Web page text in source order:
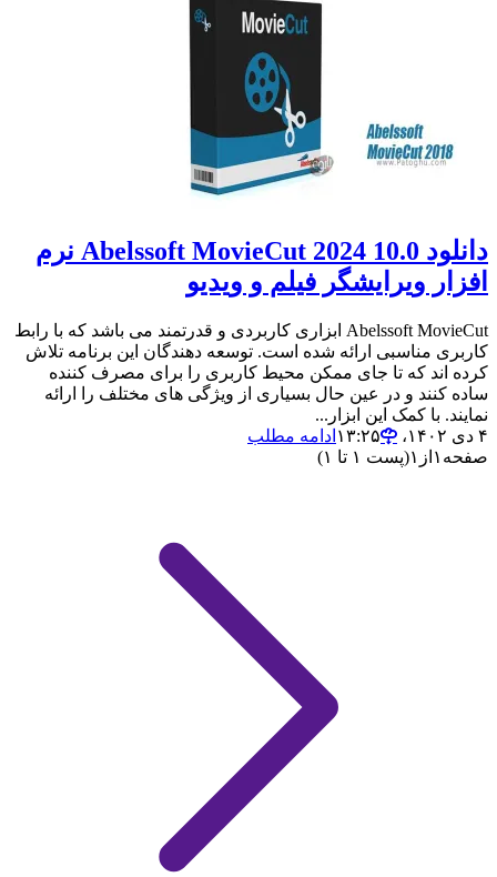
دانلود Abelssoft MovieCut 2024 10.0 نرم
افزار ویرایشگر فیلم و ویدیو
Abelssoft MovieCut ابزاری کاربردی و قدرتمند می باشد که با رابط
کاربری مناسبی ارائه شده است. توسعه دهندگان این برنامه تلاش
کرده اند که تا جای ممکن محیط کاربری را برای مصرف کننده
ساده کنند و در عین حال بسیاری از ویژگی های مختلف را ارائه
نمایند. با کمک این ابزار...
۴ دی ۱۴۰۲،‏ ۱۳:۲۵
ادامه مطلب
صفحه ۱ از ۱(پست ۱ تا ۱)